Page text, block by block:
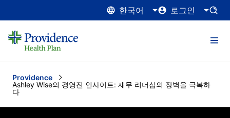
한국어 로그인
Providence
Current:
Ashley Wise의 경영진 인사이트: 재무 리더십의 장벽을 극복하
다